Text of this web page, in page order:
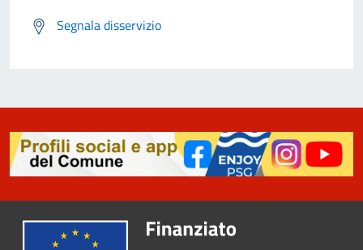
Segnala disservizio